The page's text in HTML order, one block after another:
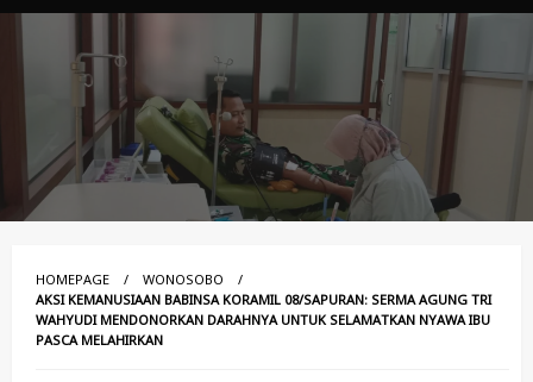
HOMEPAGE
WONOSOBO
AKSI KEMANUSIAAN BABINSA KORAMIL 08/SAPURAN: SERMA AGUNG TRI
WAHYUDI MENDONORKAN DARAHNYA UNTUK SELAMATKAN NYAWA IBU
PASCA MELAHIRKAN